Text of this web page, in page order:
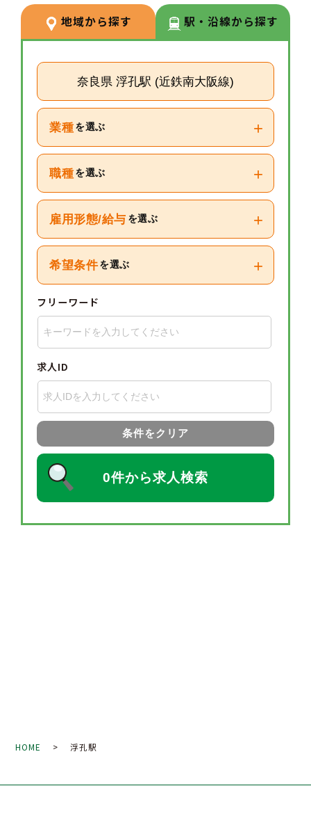
ーターや研修など＋αの業務チャ
レンジの可能性もございます。
地域から探す 駅・沿線から探す
奈良県 浮孔駅 (近鉄南大阪線)
業種 を選ぶ +
職種 を選ぶ +
雇用形態/給与 を選ぶ +
希望条件 を選ぶ +
フリーワード
求人ID
条件をクリア
0件から求人検索
HOME > 浮孔駅